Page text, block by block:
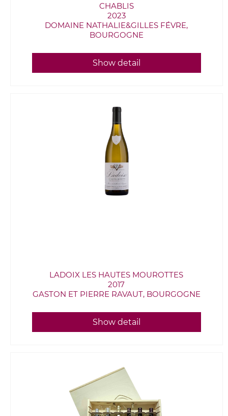
CHABLIS
2023
DOMAINE NATHALIE&GILLES FÉVRE,
BOURGOGNE
Show detail
LADOIX LES HAUTES MOUROTTES
2017
GASTON ET PIERRE RAVAUT, BOURGOGNE
Show detail